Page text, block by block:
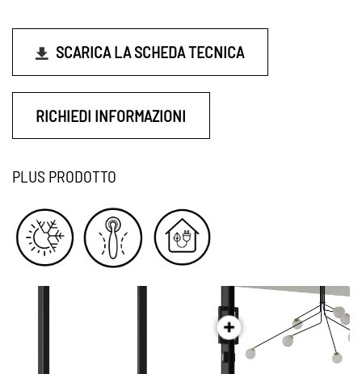
SCARICA LA SCHEDA TECNICA
RICHIEDI INFORMAZIONI
PLUS PRODOTTO